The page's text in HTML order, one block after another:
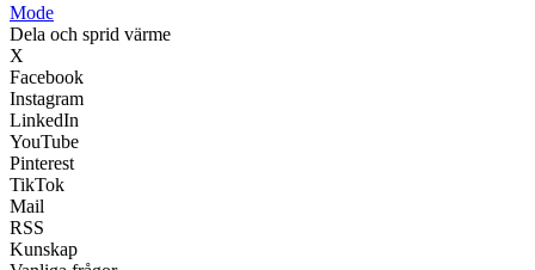
Mode
Dela och sprid värme
X
Facebook
Instagram
LinkedIn
YouTube
Pinterest
TikTok
Mail
RSS
Kunskap